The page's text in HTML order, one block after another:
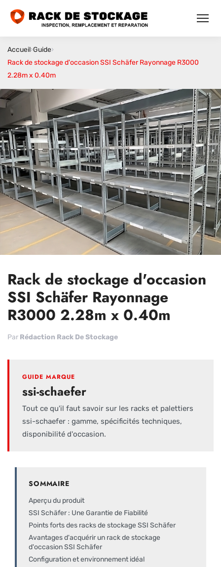
Accueil›Guide›
Rack de stockage d'occasion SSI Schäfer Rayonnage R3000
2.28m x 0.40m
Rack de stockage d'occasion
SSI Schäfer Rayonnage
R3000 2.28m x 0.40m
Par Rédaction Rack De Stockage
GUIDE MARQUE
ssi-schaefer
Tout ce qu'il faut savoir sur les racks et palettiers
ssi-schaefer : gamme, spécificités techniques,
disponibilité d'occasion.
SOMMAIRE
Aperçu du produit
SSI Schäfer : Une Garantie de Fiabilité
Points forts des racks de stockage SSI Schäfer
Avantages d'acquérir un rack de stockage
d'occasion SSI Schäfer
Configuration et environnement idéal